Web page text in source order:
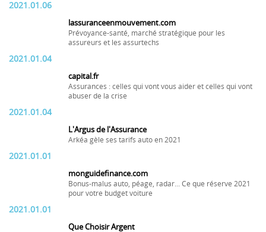
2021.01.06
lassuranceenmouvement.com
Prévoyance-santé, marché stratégique pour les
assureurs et les assurtechs
2021.01.04
capital.fr
Assurances : celles qui vont vous aider et celles qui vont
abuser de la crise
2021.01.04
L'Argus de l'Assurance
Arkéa gèle ses tarifs auto en 2021
2021.01.01
monguidefinance.com
Bonus-malus auto, péage, radar... Ce que réserve 2021
pour votre budget voiture
2021.01.01
Que Choisir Argent